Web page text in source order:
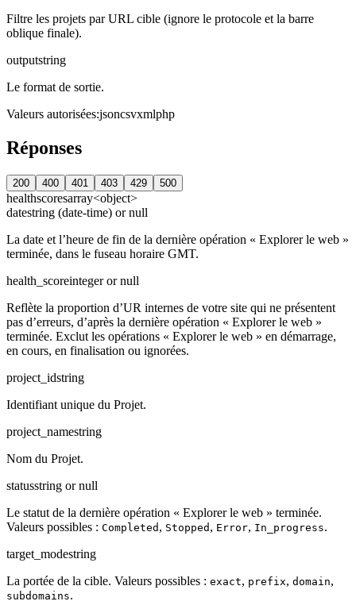
Filtre les projets par URL cible (ignore le protocole et la barre
oblique finale).
outputstring
Le format de sortie.
Valeurs autorisées:jsoncsvxmlphp
Réponses
200 400 401 403 429 500
healthscoresarray<object>
datestring (date-time) or null
La date et l’heure de fin de la dernière opération « Explorer le web »
terminée, dans le fuseau horaire GMT.
health_scoreinteger or null
Reflète la proportion d’UR internes de votre site qui ne présentent
pas d’erreurs, d’après la dernière opération « Explorer le web »
terminée. Exclut les opérations « Explorer le web » en démarrage,
en cours, en finalisation ou ignorées.
project_idstring
Identifiant unique du Projet.
project_namestring
Nom du Projet.
statusstring or null
Le statut de la dernière opération « Explorer le web » terminée.
Valeurs possibles : Completed , Stopped , Error, In_progress.
target_modestring
La portée de la cible. Valeurs possibles : exact, prefix, domain,
subdomains.